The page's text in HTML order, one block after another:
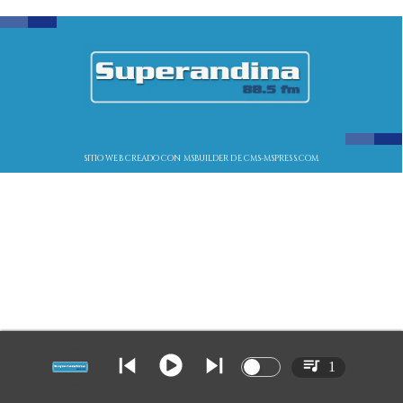
SITIO WEB CREADO CON MSBUILDER DE CMS-MSPRESS.COM
1